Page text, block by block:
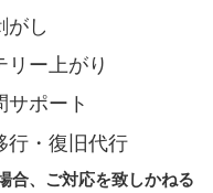
がし
リー上がり
サポート
行・復旧代行
合、ご対応を致しかねる